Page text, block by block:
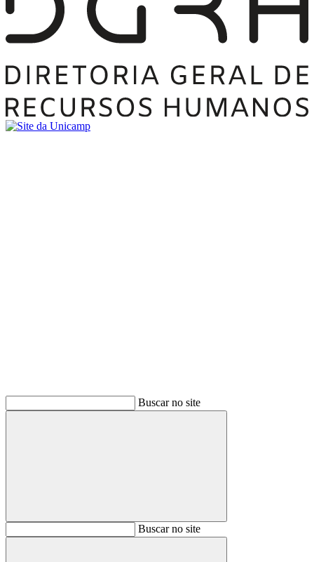
Buscar no site
BuscarBuscar no site